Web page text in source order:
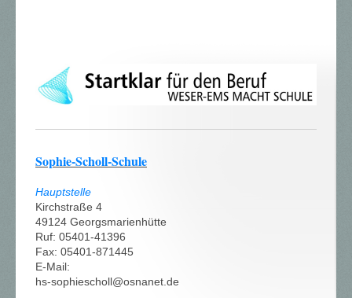
Sophie-Scholl-Schule
Hauptstelle
Kirchstraße 4
49124 Georgsmarienhütte
Ruf: 05401-41396
Fax: 05401-871445
E-Mail:
hs-sophiescholl@osnanet.de